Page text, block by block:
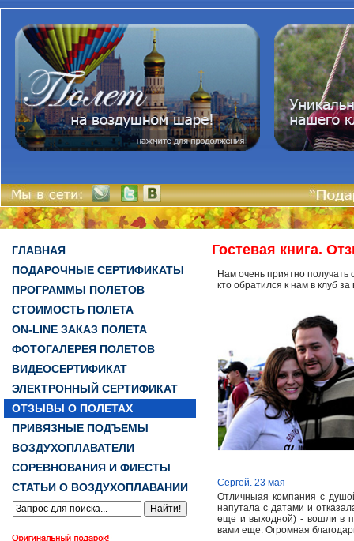
ГЛАВНАЯ
ПОДАРОЧНЫЕ СЕРТИФИКАТЫ
ПРОГРАММЫ ПОЛЕТОВ
СТОИМОСТЬ ПОЛЕТА
ON-LINE ЗАКАЗ ПОЛЕТА
ФОТОГАЛЕРЕЯ ПОЛЕТОВ
ВИДЕОСЕРТИФИКАТ
ЭЛЕКТРОННЫЙ СЕРТИФИКАТ
ОТЗЫВЫ О ПОЛЕТАХ
ПРИВЯЗНЫЕ ПОДЪЕМЫ
ВОЗДУХОПЛАВАТЕЛИ
СОРЕВНОВАНИЯ И ФИЕСТЫ
СТАТЬИ О ВОЗДУХОПЛАВАНИИ
Гостевая книга.
Нам очень приятно
кто обратился к нам в клуб
Сергей. 23 мая
Отличныая компания с
напутала с датами и
еще и выходной) - вошли в
вами еще. Огромная